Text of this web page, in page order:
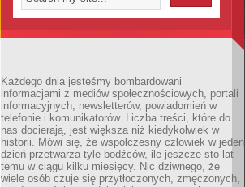
Każdego dnia jesteśmy bombardowani
informacjami z mediów społecznościowych, portali
informacyjnych, newsletterów, powiadomień w
telefonie i komunikatorów. Liczba treści, które do
nas docierają, jest większa niż kiedykolwiek w
historii. Mówi się, że współczesny człowiek w jeden
dzień przetwarza tyle bodźców, ile jeszcze sto lat
temu w ciągu kilku miesięcy. Nic dziwnego, że
wiele osób czuje się przytłoczonych, zmęczonych,